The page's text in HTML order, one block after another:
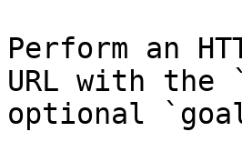
Perform an
URL with the
optional